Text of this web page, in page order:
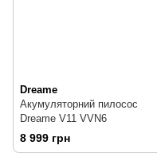
Dreame
Акумуляторний пилосос
Dreame V11 VVN6
8 999 грн